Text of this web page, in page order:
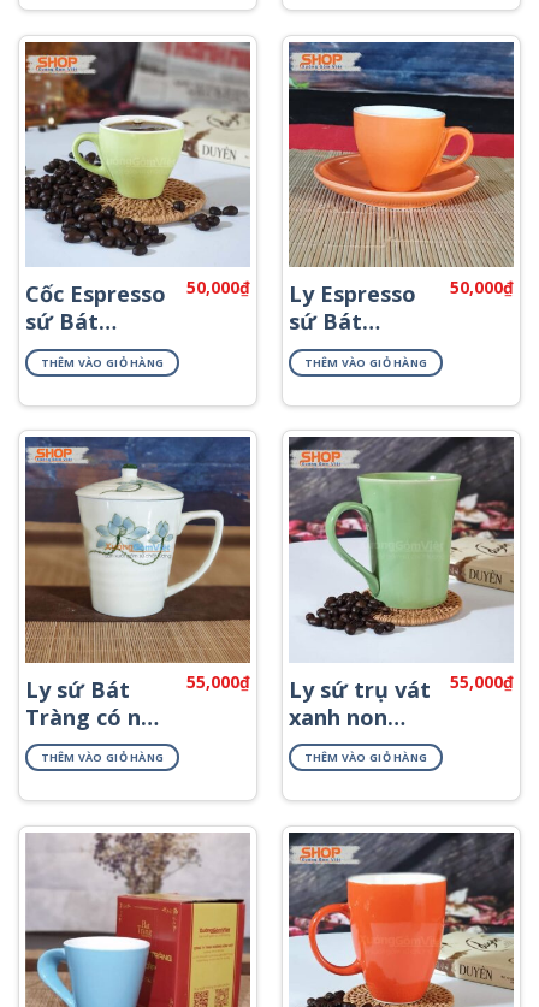
Cốc Espresso
sứ Bát
Tràng CSM-
M33.3
50,000₫
THÊM VÀO GIỎ HÀNG
Ly Espresso
sứ Bát
Tràng CSM-
M33.1
50,000₫
THÊM VÀO GIỎ HÀNG
Ly sứ Bát
Tràng có nắp
vẽ sen CSN-
M52
55,000₫
THÊM VÀO GIỎ HÀNG
Ly sứ trụ vát
xanh non
CSM-M120
55,000₫
THÊM VÀO GIỎ HÀNG